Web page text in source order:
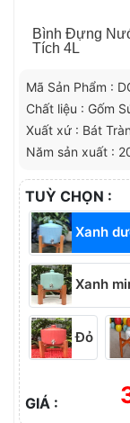
Bình Đựng
Tích 4L
Mã Sản Phẩm :
Chất liệu : Gốm
Xuất xứ : Bát
Năm sản xuất :
TUỲ CHỌN :
Xanh
Xanh
Đỏ
GIÁ :